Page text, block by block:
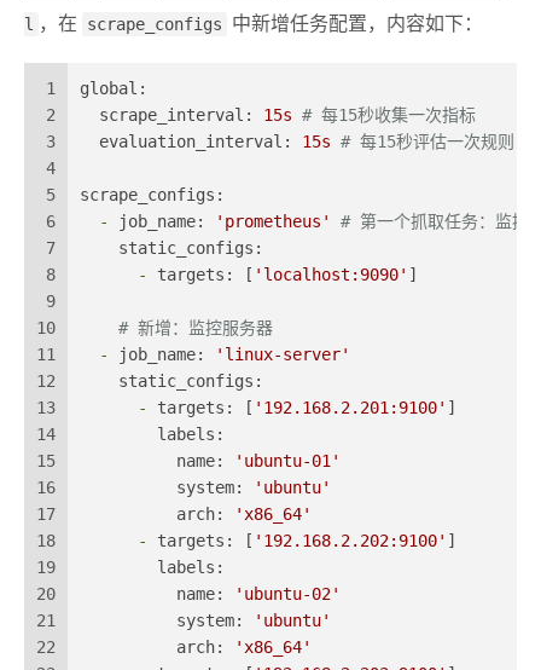
l ，在 scrape_configs 中新增任务配置，内容如下：
1
2
3
4
5
6
7
8
9
10
11
12
13
14
15
16
17
18
19
20
21
22
global:
scrape_interval:
15s # 每15秒收集一次指标
evaluation_interval:
15s # 每15秒评估一次规则
scrape_configs:
-
job_name: 'prometheus'
# 第一个抓取任务：监控
static_configs:
-
targets: [ 'localhost:9090' ]
# 新增：监控服务器
-
job_name:
'linux-server'
static_configs:
-
targets: [ '192.168.2.201:9100' ]
labels:
name:
'ubuntu-01'
system:
'ubuntu'
arch:
'x86_64'
-
targets: [ '192.168.2.202:9100' ]
labels:
name:
'ubuntu-02'
system:
'ubuntu'
arch:
'x86_64'